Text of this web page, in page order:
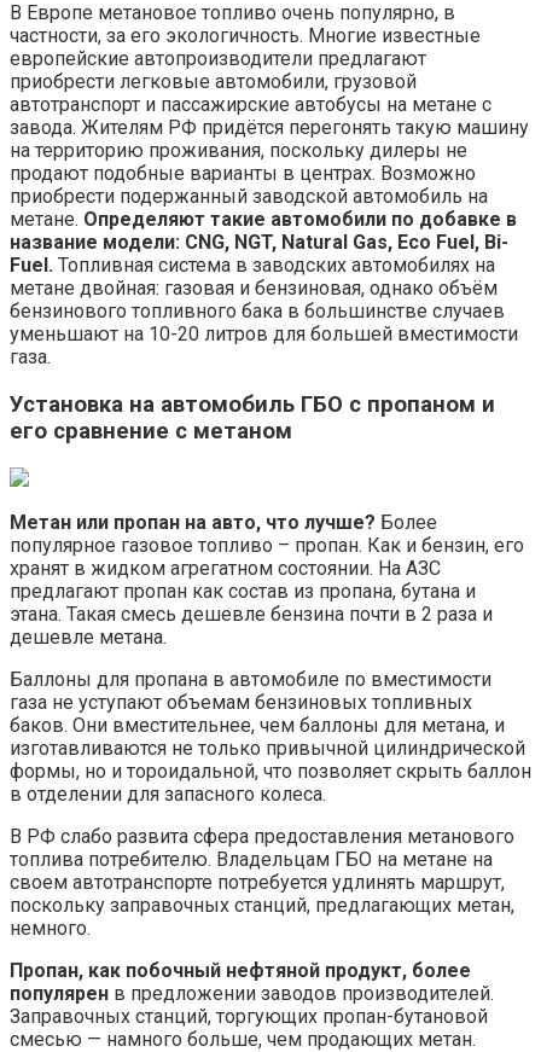
В Европе метановое топливо очень популярно, в
частности, за его экологичность. Многие известные
европейские автопроизводители предлагают
приобрести легковые автомобили, грузовой
автотранспорт и пассажирские автобусы на метане с
завода. Жителям РФ придётся перегонять такую машину
на территорию проживания, поскольку дилеры не
продают подобные варианты в центрах. Возможно
приобрести подержанный заводской автомобиль на
метане. Определяют такие автомобили по добавке в
название модели: CNG, NGT, Natural Gas, Eco Fuel, Bi-
Fuel. Топливная система в заводских автомобилях на
метане двойная: газовая и бензиновая, однако объём
бензинового топливного бака в большинстве случаев
уменьшают на 10-20 литров для большей вместимости
газа.
Установка на автомобиль ГБО с пропаном и
его сравнение с метаном
Метан или пропан на авто, что лучше? Более
популярное газовое топливо – пропан. Как и бензин, его
хранят в жидком агрегатном состоянии. На АЗС
предлагают пропан как состав из пропана, бутана и
этана. Такая смесь дешевле бензина почти в 2 раза и
дешевле метана.
Баллоны для пропана в автомобиле по вместимости
газа не уступают объемам бензиновых топливных
баков. Они вместительнее, чем баллоны для метана, и
изготавливаются не только привычной цилиндрической
формы, но и тороидальной, что позволяет скрыть баллон
в отделении для запасного колеса.
В РФ слабо развита сфера предоставления метанового
топлива потребителю. Владельцам ГБО на метане на
своем автотранспорте потребуется удлинять маршрут,
поскольку заправочных станций, предлагающих метан,
немного.
Пропан, как побочный нефтяной продукт, более
популярен в предложении заводов производителей.
Заправочных станций, торгующих пропан-бутановой
смесью — намного больше, чем продающих метан.